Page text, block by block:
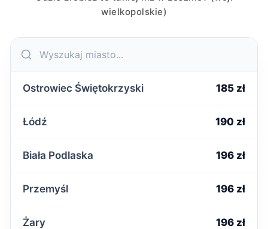
wielkopolskie)
Ostrowiec Świętokrzyski 185 zł
Łódź 190 zł
Biała Podlaska 196 zł
Przemyśl 196 zł
Żary 196 zł